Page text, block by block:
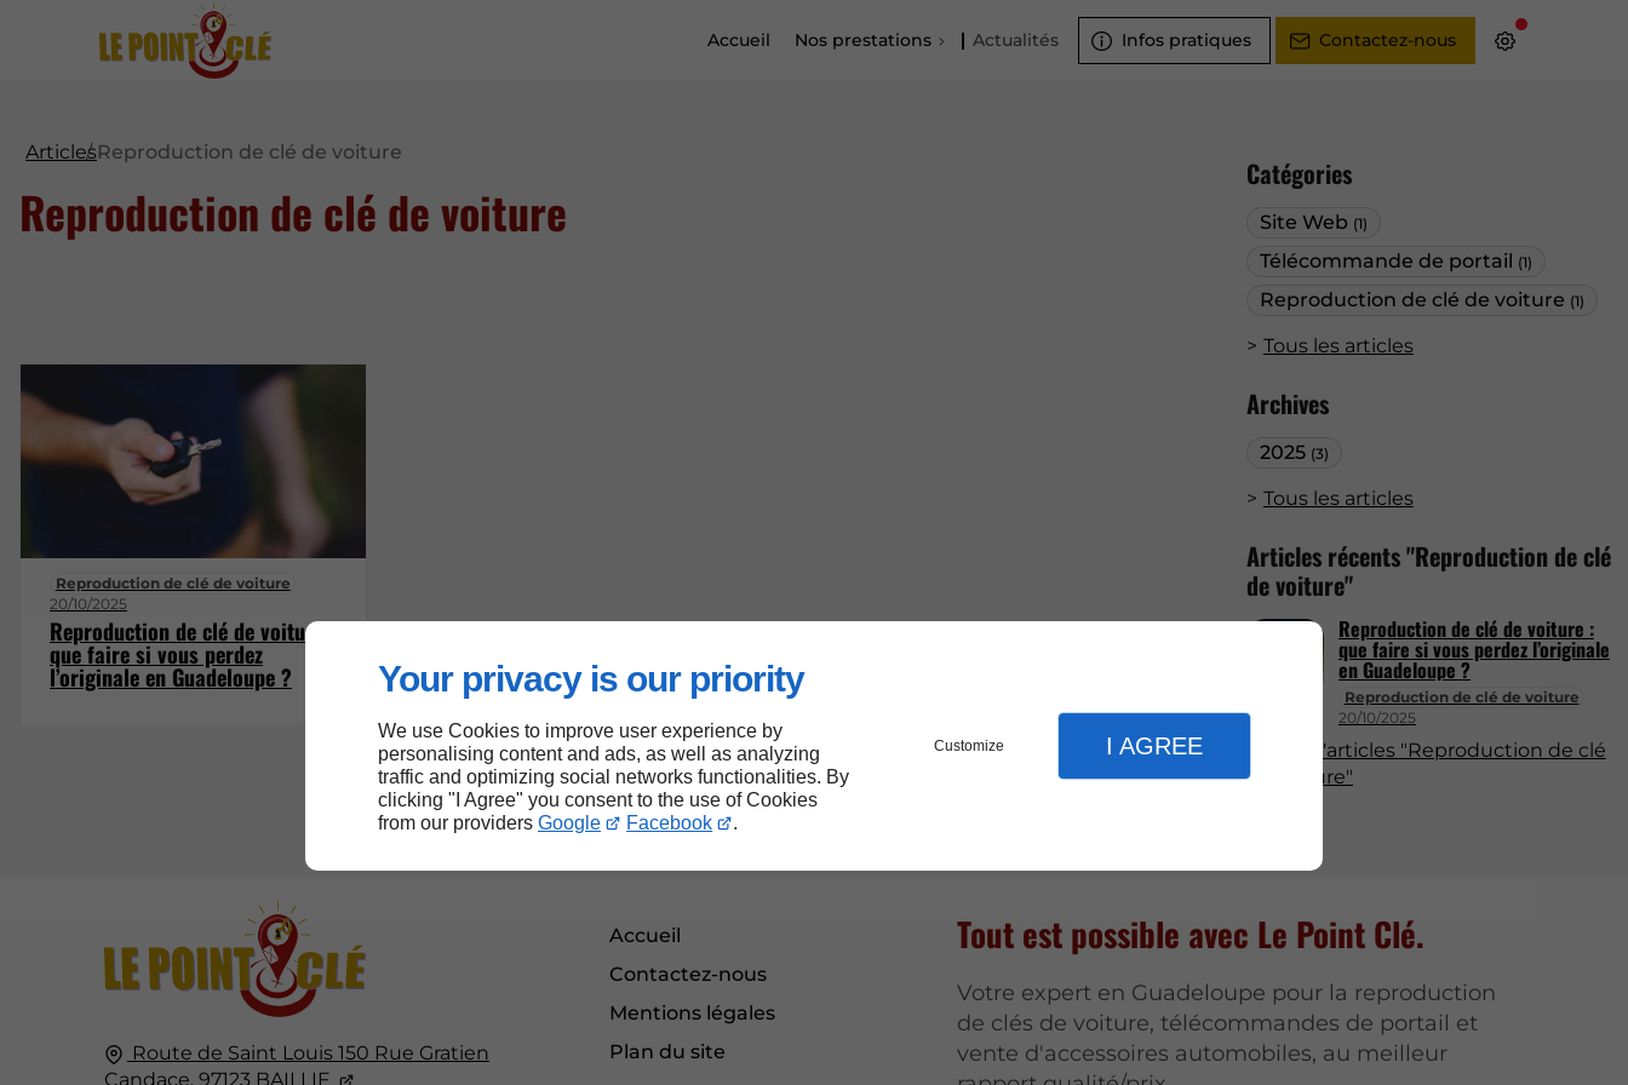
Your privacy is our priority
We use Cookies to improve user experience by
personalising content and ads, as well as analyzing
traffic and optimizing social networks functionalities. By
clicking "I Agree" you consent to the use of Cookies
from our providers Google Facebook .
Customize I AGREE
Accueil Nos prestations Actualités Infos pratiques Contactez-nous
Catégories
Site Web (1)
Télécommande de portail (1)
Reproduction de clé de voiture (1)
Tous les articles
Archives
2025 (3)
Tous les articles
Articles récents "Reproduction de clé
de voiture"
Reproduction de clé de voiture
20/10/2025
Reproduction de clé de voiture :
que faire si vous perdez l’originale
en Guadeloupe ?
Plus d'articles "Reproduction de clé
de voiture"
ArticlesReproduction de clé de voiture
Reproduction de clé de voiture
Reproduction de clé de voiture
20/10/2025
Reproduction de clé de voiture :
que faire si vous perdez
l’originale en Guadeloupe ?
Route de Saint Louis 150 Rue Gratien
Candace, 97123 BAILLIF
Accueil
Contactez-nous
Mentions légales
Plan du site
Tout est possible avec Le Point Clé.
Votre expert en Guadeloupe pour la reproduction
de clés de voiture, télécommandes de portail et
vente d'accessoires automobiles, au meilleur